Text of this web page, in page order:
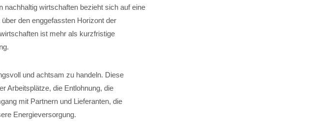
nachhaltig wirtschaften bezieht sich auf eine
den enggefassten Horizont der
ist mehr als kurzfristige
und achtsam zu handeln. Diese
Arbeitsplätze, die Entlohnung, die
mit Partnern und Lieferanten, die
Energieversorgung.